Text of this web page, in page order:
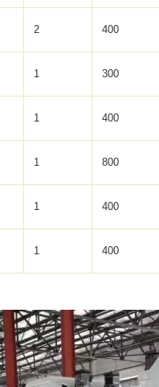
2 400
1 300
1 400
1 800
1 400
1 400